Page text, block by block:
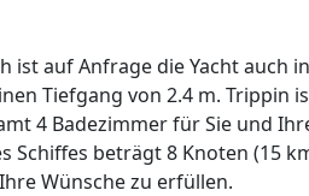
ist auf Anfrage die Yacht auch
Tiefgang von 2.4 m. Trippin
4 Badezimmer für Sie und
Schiffes beträgt 8 Knoten (15
Wünsche zu erfüllen.